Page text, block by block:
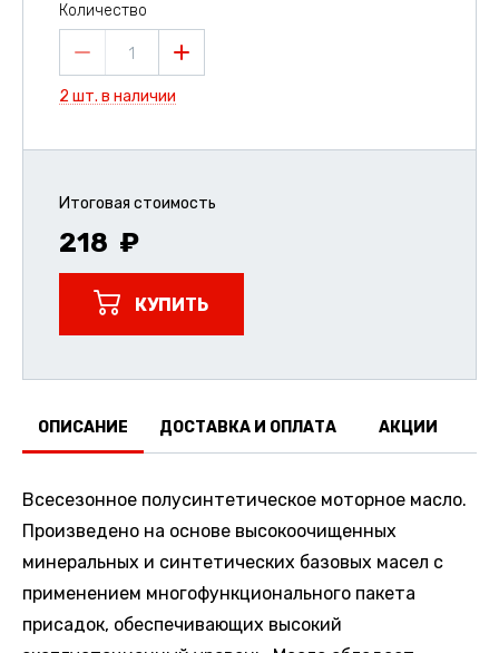
Количество
1
2 шт. в наличии
Итоговая стоимость
218
КУПИТЬ
ОПИСАНИЕ ДОСТАВКА И ОПЛАТА АКЦИИ
Всесезонное полусинтетическое моторное масло.
Произведено на основе высокоочищенных
минеральных и синтетических базовых масел с
применением многофункционального пакета
присадок, обеспечивающих высокий